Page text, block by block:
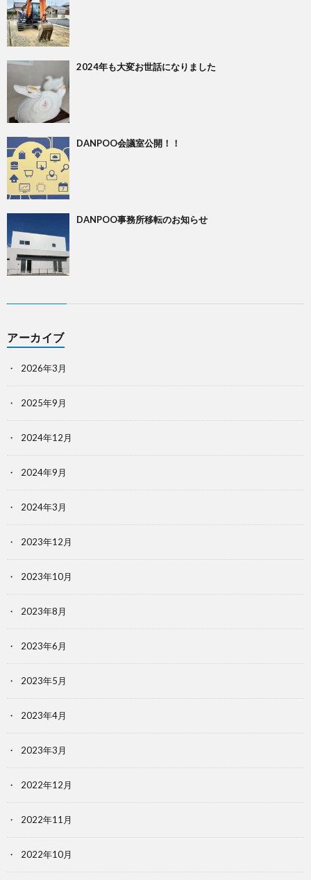
2024年も大変お世話になりました
DANPOO会議室公開！！
DANPOO事務所移転のお知らせ
アーカイブ
2026年3月
2025年9月
2024年12月
2024年9月
2024年3月
2023年12月
2023年10月
2023年8月
2023年6月
2023年5月
2023年4月
2023年3月
2022年12月
2022年11月
2022年10月